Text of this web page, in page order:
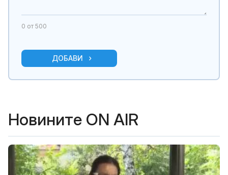
0 от 500
ДОБАВИ
Новините ON AIR